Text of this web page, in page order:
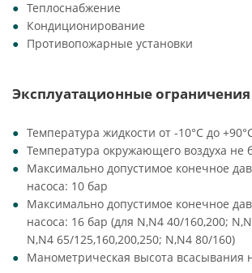
Теплоснабжение
Кондиционирование
Противопожарные установки
Эксплуатационные ограничения
Температура жидкости от -10°C до
Температура окружающего воздуха не
Максимально допустимое конечное
насоса: 10 бар
Максимально допустимое конечное
насоса: 16 бар (для N,N4 40/160,200;
N,N4 65/125,160,200,250; N,N4 80/160)
Манометрическая высота всасывания